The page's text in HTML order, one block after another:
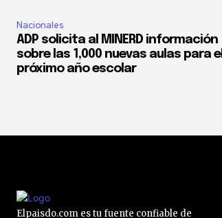
Nacionales
ADP solicita al MINERD información
sobre las 1,000 nuevas aulas para el
próximo año escolar
Elpaisdo.com es tu fuente confiable de